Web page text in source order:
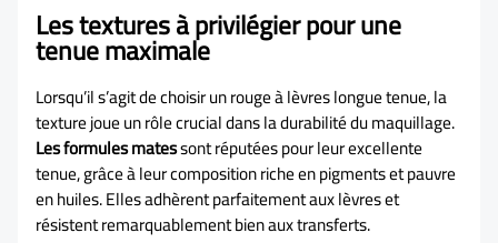
Les textures à privilégier pour une
tenue maximale
Lorsqu’il s’agit de choisir un rouge à lèvres longue tenue, la
texture joue un rôle crucial dans la durabilité du maquillage.
Les formules matessont réputées pour leur excellente
tenue, grâce à leur composition riche en pigments et pauvre
en huiles. Elles adhèrent parfaitement aux lèvres et
résistent remarquablement bien aux transferts.